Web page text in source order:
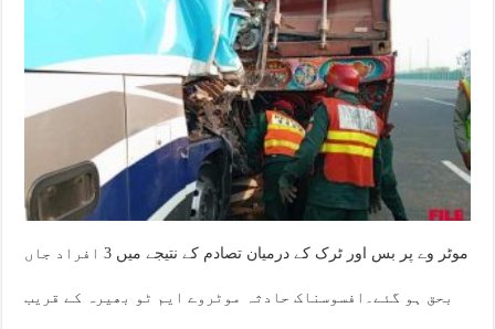
موٹر وے پر بس اور ٹرک کے درمیان تصادم کے نتیجے میں 3 افراد جاں
بحق ہو گئے۔افسوسناک حادثہ موٹروے ایم ٹو بھیرہ کے قریب